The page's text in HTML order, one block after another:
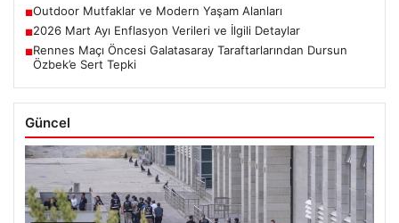
■Outdoor Mutfaklar ve Modern Yaşam Alanları
■2026 Mart Ayı Enflasyon Verileri ve İlgili Detaylar
■Rennes Maçı Öncesi Galatasaray Taraftarlarından Dursun
Özbek’e Sert Tepki
Güncel